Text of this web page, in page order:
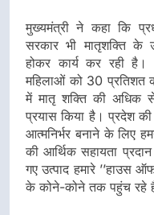
मुख्यमंत्री ने कहा कि
सरकार भी मातृशक्ति के
होकर कार्य कर रही है।
महिलाओं को 30 प्रतिशत
में मातृ शक्ति की अधिक से
प्रयास किया है। प्रदेश
आत्मनिर्भर बनाने के लिए
की आर्थिक सहायता
गए उत्पाद हमारे ’’हाउस
के कोने-कोने तक पहुंच रहे